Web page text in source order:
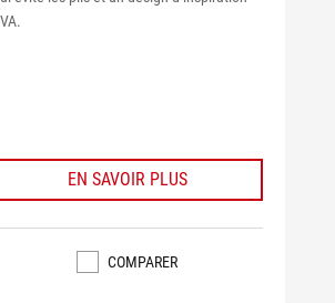
EN SAVOIR PLUS
COMPARER